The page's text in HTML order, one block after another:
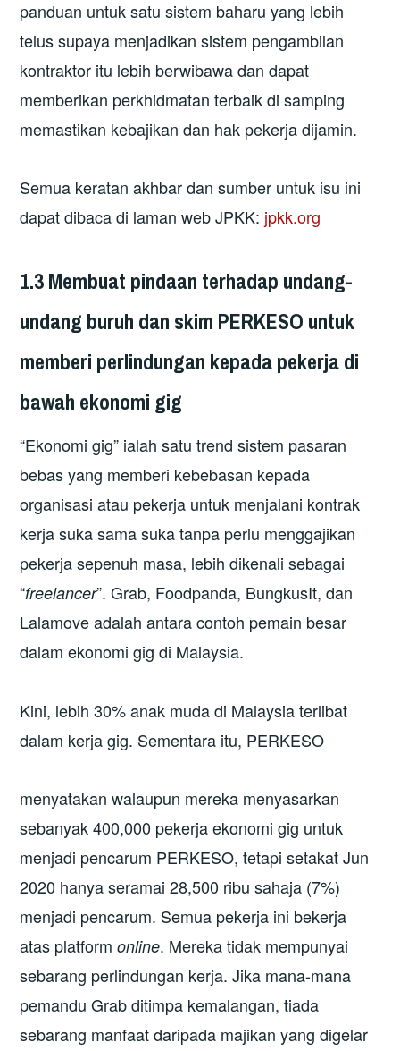
panduan untuk satu sistem baharu yang lebih
telus supaya menjadikan sistem pengambilan
kontraktor itu lebih berwibawa dan dapat
memberikan perkhidmatan terbaik di samping
memastikan kebajikan dan hak pekerja dijamin.
Semua keratan akhbar dan sumber untuk isu ini
dapat dibaca di laman web JPKK: jpkk.org
1.3 Membuat pindaan terhadap undang-
undang buruh dan skim PERKESO untuk
memberi perlindungan kepada pekerja di
bawah ekonomi gig
“Ekonomi gig” ialah satu trend sistem pasaran
bebas yang memberi kebebasan kepada
organisasi atau pekerja untuk menjalani kontrak
kerja suka sama suka tanpa perlu menggajikan
pekerja sepenuh masa, lebih dikenali sebagai
“freelancer”. Grab, Foodpanda, BungkusIt, dan
Lalamove adalah antara contoh pemain besar
dalam ekonomi gig di Malaysia.
Kini, lebih 30% anak muda di Malaysia terlibat
dalam kerja gig. Sementara itu, PERKESO
menyatakan walaupun mereka menyasarkan
sebanyak 400,000 pekerja ekonomi gig untuk
menjadi pencarum PERKESO, tetapi setakat Jun
2020 hanya seramai 28,500 ribu sahaja (7%)
menjadi pencarum. Semua pekerja ini bekerja
atas platformonline. Mereka tidak mempunyai
sebarang perlindungan kerja. Jika mana-mana
pemandu Grab ditimpa kemalangan, tiada
sebarang manfaat daripada majikan yang digelar